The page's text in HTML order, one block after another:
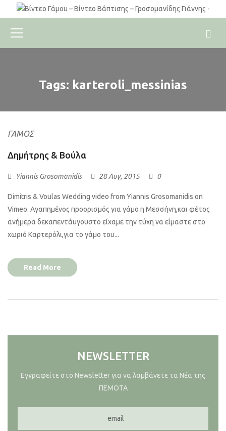
Tags: karteroli_messinias
ΓΆΜΟΣ
Δημήτρης & Βούλα
Yiannis Grosomanidis 28 Αυγ, 2015 0
Dimitris & Voulas Wedding video from Yiannis Grosomanidis on
Vimeo. Αγαπημένος προορισμός για γάμο η Μεσσήνη,και φέτος
ανήμερα δεκαπεντάυγουστο είχαμε την τύχη να είμαστε στο
χωριό Καρτερόλι,για το γάμο του...
Read More
NEWSLETTER
Εγγραφείτε στο Newsletter για να λαμβάνετε τα Νέα της
ΠΕΜΟΤΑ